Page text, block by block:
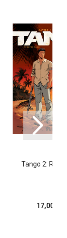
Tango 2:
17,00